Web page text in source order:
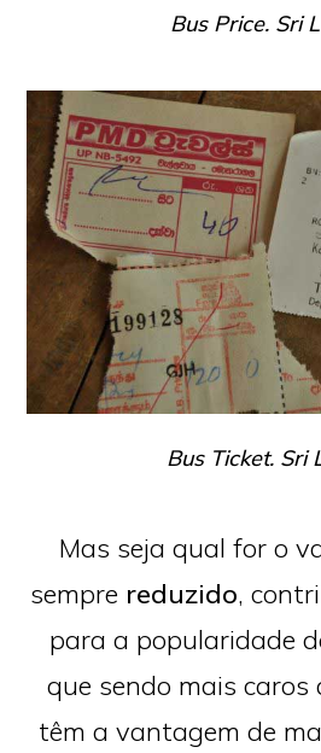
Bus Price. Sri
Bus Ticket. Sri
Mas seja qual for o
sempre reduzido,
para a popularidade
que sendo mais caros
têm a vantagem de